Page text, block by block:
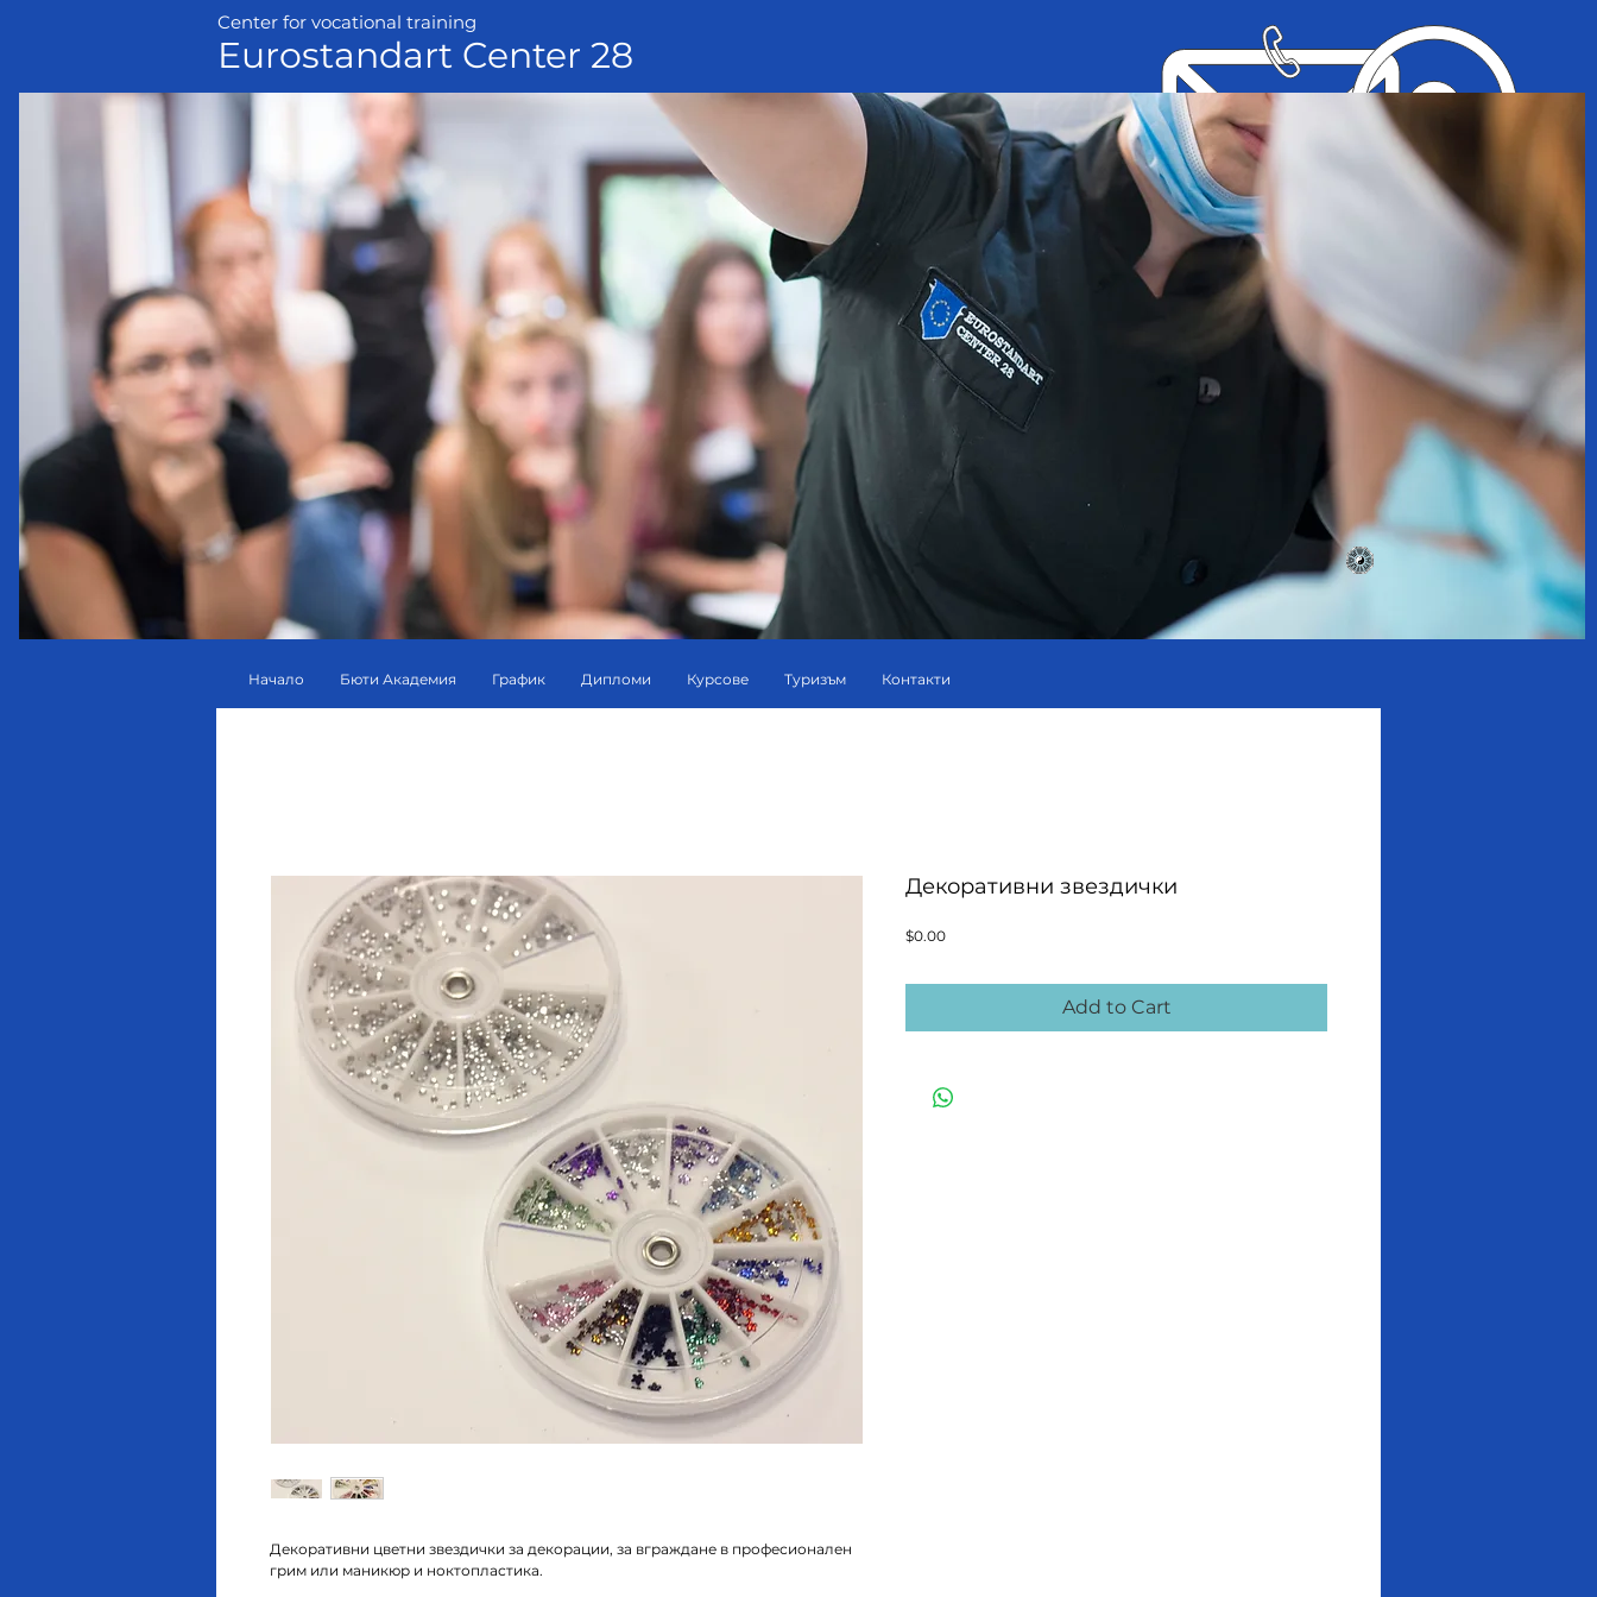
Center for vocational training
Eurostandart Center 28
Начало Бюти Академия График Дипломи Курсове Туризъм Контакти
Декоративни цветни звездички за декорации, за вграждане в професионален
грим или маникюр и ноктопластика.
Декоративни звездички
$0.00Price
Add to Cart